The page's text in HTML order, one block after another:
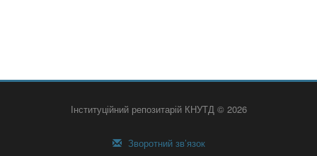
Інституційний репозитарій КНУТД © 2026
Зворотний зв’язок